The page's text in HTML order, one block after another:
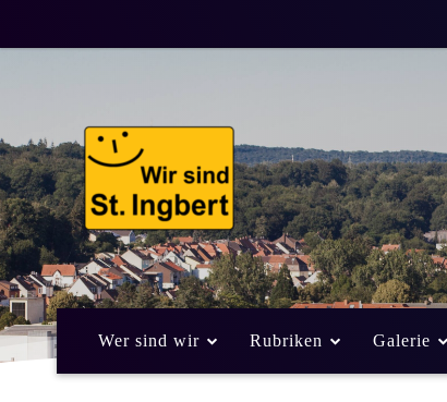
Wer sind wir Rubriken Galerie